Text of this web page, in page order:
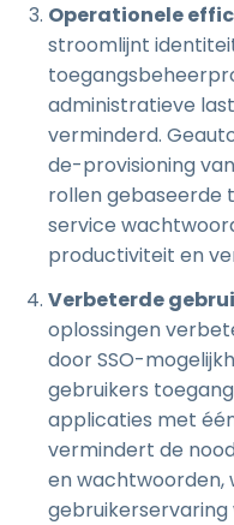
Operationele
stroomlijnt
administratieve
verminderd.
de-provisioning
rollen gebaseerde
service
productiviteit en
Verbeterde
oplossingen
door SSO-
gebruikers
applicaties met
vermindert de
en wachtwoorden,